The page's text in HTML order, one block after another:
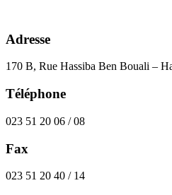
Adresse
170 B, Rue Hassiba Ben Bouali –
Téléphone
023 51 20 06 / 08
Fax
023 51 20 40 / 14